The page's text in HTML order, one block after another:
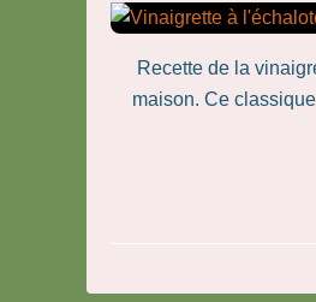
Recette de la
maison. Ce